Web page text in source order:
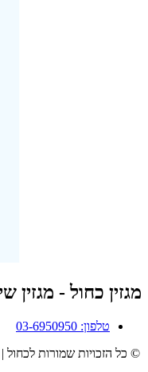
מגזין כחול - מגזין
טלפון: 03-6950950
© כל הזכויות שמורות לכחול